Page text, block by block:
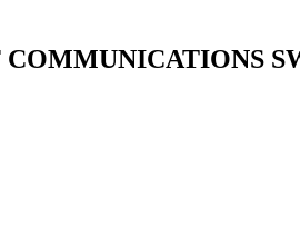
COMMUNICATIONS